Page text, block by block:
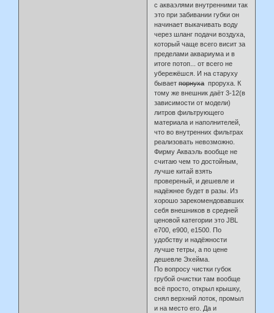
с акваэлями внутренними так
это при забивании губки он
начинает выкачивать воду
через шланг подачи воздуха,
который чаще всего висит за
пределами аквариума и в
итоге потоп... от всего не
убережёшся. И на старуху
бываетпорнуха проруха. К
тому же внешник даёт 3-12(в
зависимости от модели)
литров фильтрующего
материала и наполнителей,
что во внутренних фильтрах
реализовать невозможно.
Фирму Акваэль вообще не
считаю чем то достойным,
лучше китай взять
провереный, и дешевле и
надёжнее будет в разы. Из
хорошо зарекомендовавших
себя внешников в средней
ценовой категории это JBL
e700, e900, e1500. По
удобству и надёжности
лучше тетры, а по цене
дешевле Эхейма.
По вопросу чистки губок
грубой очистки там вообще
всё просто, открыл крышку,
снял верхний лоток, промыл
и на место его. Да и